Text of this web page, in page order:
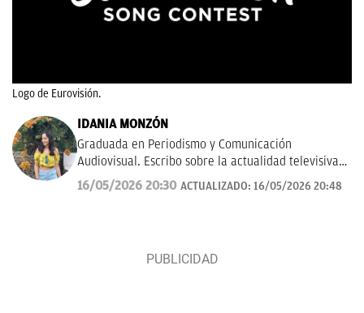
Logo de Eurovisión.
IDANIA MONZÓN
Graduada en Periodismo y Comunicación
Audiovisual. Escribo sobre la actualidad televisiva y
musical. Además, me gusta investigar y hablar
sobre todo lo relacionado con las ficciones del
16/05/2026 20:30 ACTUALIZADO: 16/05/2026 20:48